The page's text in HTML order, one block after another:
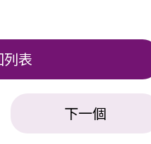
列表
下一個